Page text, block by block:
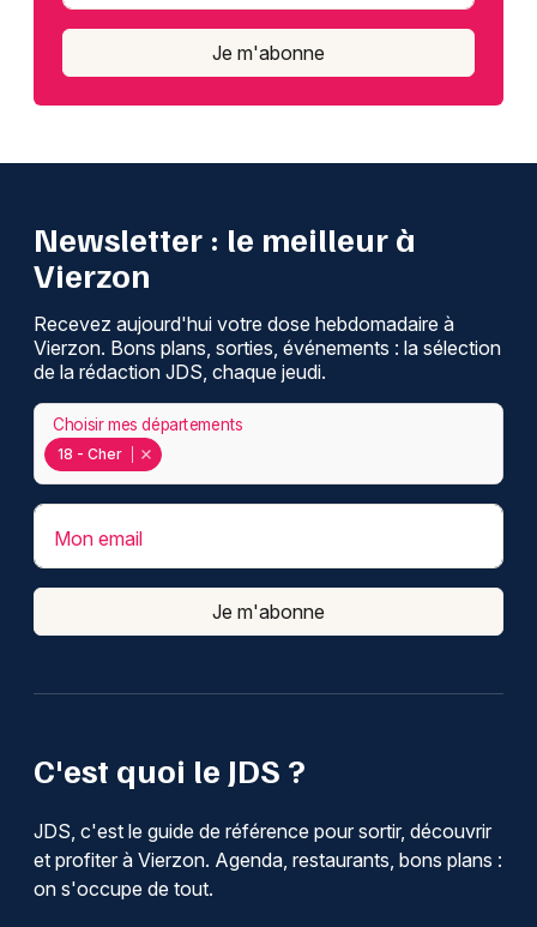
Je m'abonne
C'est quoi le JDS ?
JDS, c'est le guide de référence pour sortir, découvrir
et profiter à Vierzon. Agenda, restaurants, bons plans :
on s'occupe de tout.
Newsletter : le meilleur à
Vierzon
Recevez aujourd'hui votre dose hebdomadaire à
Vierzon. Bons plans, sorties, événements : la sélection
de la rédaction JDS, chaque jeudi.
18 - Cher
Choisir mes départements
Mon email
Je m'abonne